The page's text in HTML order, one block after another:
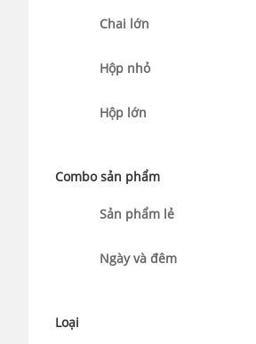
Chai lớn
Hộp nhỏ
Hộp lớn
Combo sản phẩm
Sản phẩm lẻ
Ngày và đêm
Loại